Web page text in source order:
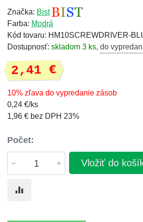
Značka: Bist
Farba: Modrá
Kód tovaru: HM10SCREWDRIVER-
Dostupnosť: skladom 3 ks, do
2,41 €
10% zľava do vypredanie zásob
0,24 €/ks
1,96 € bez DPH 23%
Počet:
Vložiť do